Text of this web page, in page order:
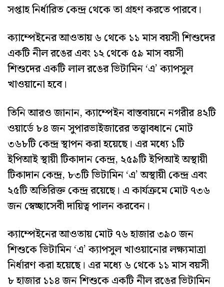
সপ্তাহ নির্ধারিত কেন্দ্র থেকে তা গ্রহণ করতে পারবে।
ক্যাম্পেইনের আওতায় ৬ থেকে ১১ মাস বয়সী শিশুদের
একটি নীল রঙের এবং ১২ থেকে ৫৯ মাস বয়সী
শিশুদের একটি লাল রঙের ভিটামিন ‘এ’ ক্যাপসুল
খাওয়ানো হবে।
তিনি আরও জানান, ক্যাম্পেইন বাস্তবায়নে নগরীর ৪২টি
ওয়ার্ডে ৮৪ জন সুপারভাইজারের তত্ত্বাবধানে মোট
৩৬৮টি কেন্দ্র স্থাপন করা হয়েছে। এর মধ্যে ১টি
ইপিআই স্থায়ী টিকাদান কেন্দ্র, ২৫৯টি ইপিআই অস্থায়ী
টিকাদান কেন্দ্র, ৮৩টি ভিটামিন ‘এ’ অস্থায়ী কেন্দ্র এবং
২৫টি অতিরিক্ত কেন্দ্র রয়েছে। এ কার্যক্রমে মোট ৭৩৬
জন স্বেচ্ছাসেবী দায়িত্ব পালন করবেন।
ক্যাম্পেইনের আওতায় মোট ৭৬ হাজার ৩৯০ জন
শিশুকে ভিটামিন ‘এ’ ক্যাপসুল খাওয়ানোর লক্ষ্যমাত্রা
নির্ধারণ করা হয়েছে। এর মধ্যে ৬ থেকে ১১ মাস বয়সী
৮ হাজার ১১৪ জন শিশুকে একটি নীল রঙের ভিটামিন